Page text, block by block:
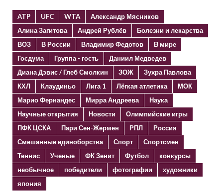
ATP UFC WTA
Александр Мясников
Алина Загитова
Андрей Рублёв
Болезни и лекарства
ВОЗ
В России Владимир Федотов
В мире
Госдума
Группа - гость
Даниил Медведев
Диана Дэвис / Глеб Смолкин
ЗОЖ
Зухра Павлова
КХЛ
Клаудиньо Лига 1 Лёгкая атлетика
МОК
Марио Фернандес
Мирра Андреева
Наука
Научные открытия
Новости
Олимпийские игры
ПФК ЦСКА
Пари Сен-Жермен РПЛ
Россия
Смешанные единоборства
Спорт
Спортсмен
Теннис
Ученые ФК Зенит Футбол
конкурсы
необычное
победители фотографии
художники
япония